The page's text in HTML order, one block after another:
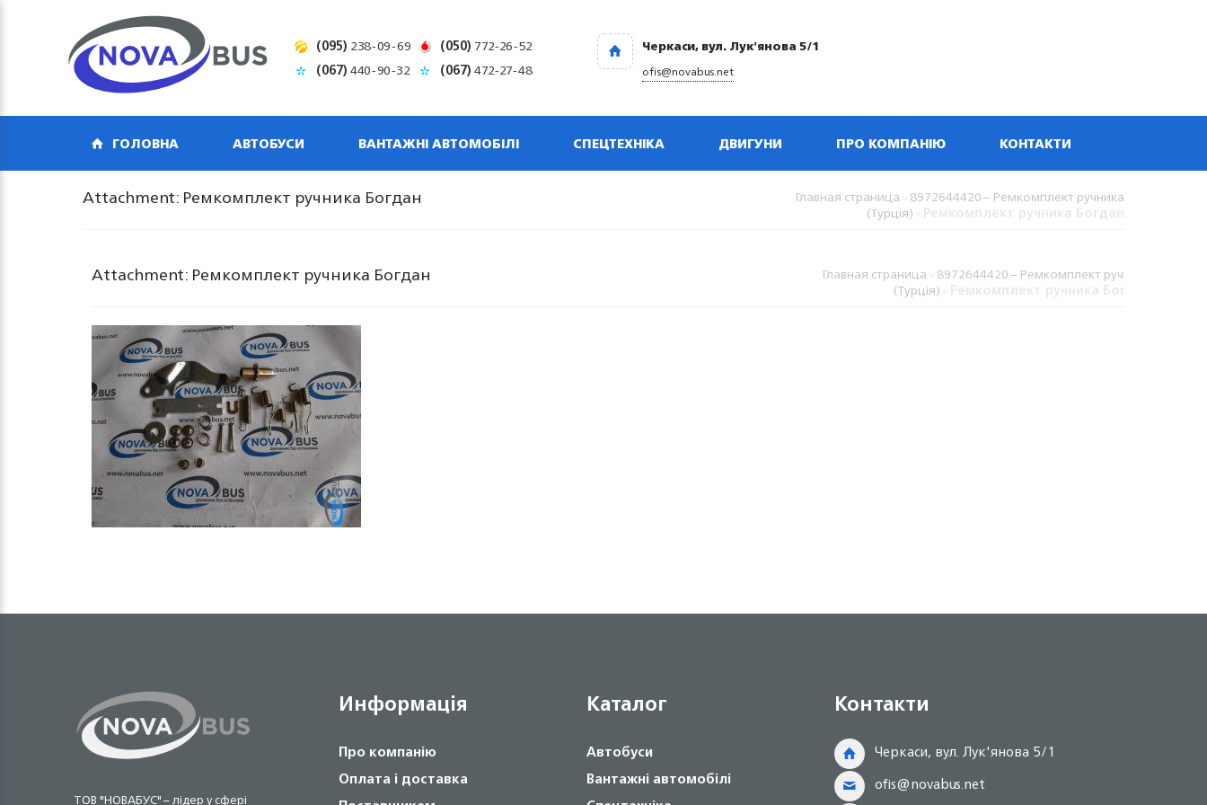
(095) 238-09-69 (050) 772-26-52
(067)440-90-32 (067)472-27-48
Черкаси, вул. Лук'янова 5/1
ofis@novabus.net
ГОЛОВНА АВТОБУСИ ВАНТАЖНІ АВТОМОБІЛІ СПЕЦТЕХНІКА ДВИГУНИ ПРО КОМПАНІЮ КОНТАКТИ
Attachment: Ремкомплект ручника Богдан Главная страница 8972644420 – Ремкомплект ручника
(Турція)
Attachment: Ремкомплект ручника Богдан Главная страница 8972644420 – Ремкомплект ручника
(Турція)
ТОВ "НОВАБУС" – лідер у сфері
Информація
Про компанію
Оплата і доставка
Каталог
Автобуси
Вантажні автомобілі
Контакти
Черкаси, вул. Лук'янова 5/1
ofis@novabus.net